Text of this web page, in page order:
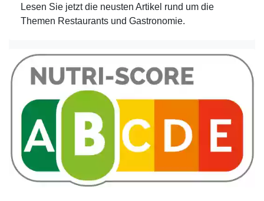
Lesen Sie jetzt die neusten Artikel rund um die
Themen Restaurants und Gastronomie.